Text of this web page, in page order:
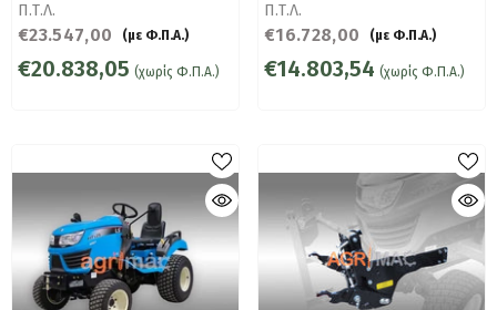
Π.Τ.Λ.
€23.547,00 (με Φ.Π.Α.)
€20.838,05 (χωρίς Φ.Π.Α.)
Π.Τ.Λ.
€16.728,00 (με Φ.Π.Α.)
€14.803,54 (χωρίς Φ.Π.Α.)